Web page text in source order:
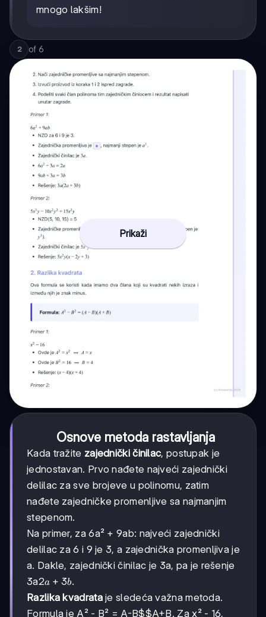
mnogo lakšim!
2 of 6
Prikaži
Osnove metoda rastavljanja
Kada tražite zajednički činilac, postupak je
jednostavan. Prvo nađete najveći zajednički
delilac za sve brojeve u polinomu, zatim
nađete zajedničke promenljive sa najmanjim
stepenom.
Na primer, za 6a² + 9ab: najveći zajednički
delilac za 6 i 9 je 3, a zajednička promenljiva je
a. Dakle, zajednički činilac je 3a, pa je rešenje
3a2a
+
3b
2a + 3b.
Razlika kvadrataje sledeća važna metoda.
Formula je A² - B² =A-B$$A+B. Za x² - 16,